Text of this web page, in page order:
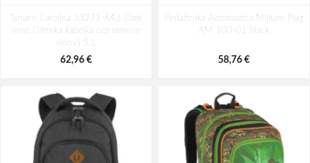
Rosé 35 l
49,10 €
AM-581-05 modrá 19 L
94,29 €
Tamaris Carolina 33271-643 Dark
wine Dámska kabelka cez rameno
vínová 5 L
62,96 €
Peňaženka Aeronautica Militare Flag
AM-103-01 black
58,76 €